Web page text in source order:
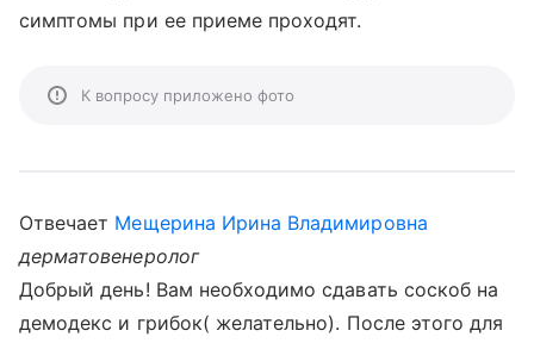
симптомы при ее приеме проходят.
К вопросу приложено фото
Отвечает Мещерина Ирина Владимировна
дерматовенеролог
Добрый день! Вам необходимо сдавать соскоб на
демодекс и грибок( желательно). После этого для